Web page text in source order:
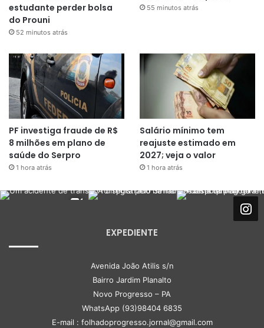
estudante perder bolsa
do Prouni
52 minutos atrás
55 minutos atrás
PF investiga fraude de R$
8 milhões em plano de
saúde do Serpro
1 hora atrás
Salário mínimo tem
reajuste estimado em
2027; veja o valor
1 hora atrás
EXPEDIENTE
Avenida João Atilis s/n
Bairro Jardim Planalto
Novo Progresso – PA
WhatsApp (93)98404 6835
E-mail : folhadoprogresso.jornal@gmail.com